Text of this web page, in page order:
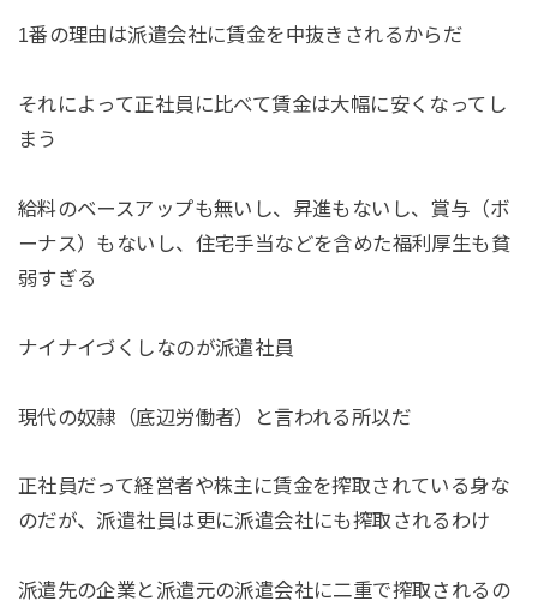
1番の理由は派遣会社に賃金を中抜きされるからだ
それによって正社員に比べて賃金は大幅に安くなってし
まう
給料のベースアップも無いし、昇進もないし、賞与（ボ
ーナス）もないし、住宅手当などを含めた福利厚生も貧
弱すぎる
ナイナイづくしなのが派遣社員
現代の奴隷（底辺労働者）と言われる所以だ
正社員だって経営者や株主に賃金を搾取されている身な
のだが、派遣社員は更に派遣会社にも搾取されるわけ
派遣先の企業と派遣元の派遣会社に二重で搾取されるの